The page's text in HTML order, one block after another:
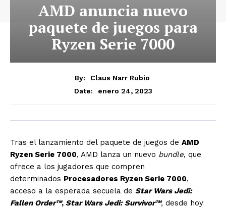
AMD anuncia nuevo
paquete de juegos para
Ryzen Serie 7000
By:
Claus Narr Rubio
Date:
enero 24, 2023
Tras el lanzamiento del paquete de juegos de AMD
Ryzen Serie 7000, AMD lanza un nuevo bundle, que
ofrece a los jugadores que compren
determinados Procesadores Ryzen Serie 7000,
acceso a la esperada secuela de Star Wars Jedi:
Fallen Order™, Star Wars Jedi: Survivor™, desde hoy